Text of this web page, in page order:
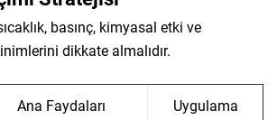
basınç, kimyasal etki ve
dikkate almalıdır.
Ana Faydaları Uygulama